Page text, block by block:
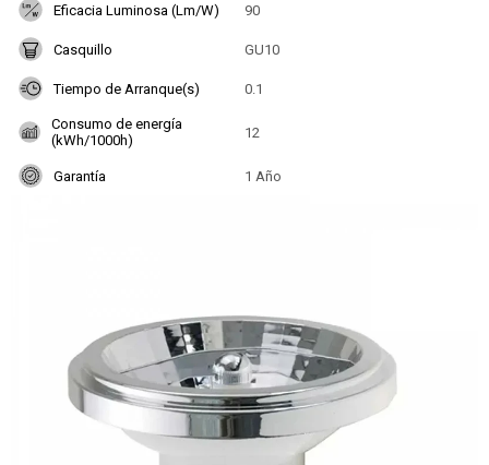
Eficacia Luminosa (Lm/W) 90
Casquillo GU10
Tiempo de Arranque(s) 0.1
Consumo de energía
(kWh/1000h)
12
Garantía 1 Año